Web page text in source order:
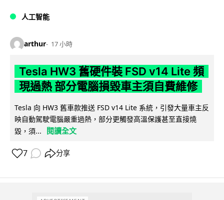
人工智能
arthur 17 小時
Tesla HW3 舊硬件裝 FSD v14 Lite 頻
現過熱 部分電腦損毀車主須自費維修
Tesla 向 HW3 舊車款推送 FSD v14 Lite 系統，引發大量車主反
映自動駕駛電腦嚴重過熱，部分更觸發高溫保護甚至直接燒
毀，須...
閱讀全文
7 分享